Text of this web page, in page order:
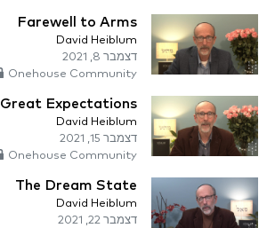
Farewell to Arms
David Heiblum
דצמבר 8, 2021
Onehouse Community מנוי
Great Expectations
David Heiblum
דצמבר 15, 2021
Onehouse Community מנוי
The Dream State
David Heiblum
דצמבר 22, 2021